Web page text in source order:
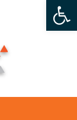
פתח סרגל נגישות